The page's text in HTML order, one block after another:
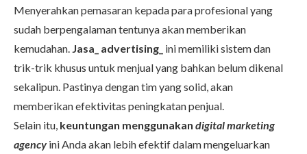
Menyerahkan pemasaran kepada para profesional yang
sudah berpengalaman tentunya akan memberikan
kemudahan. Jasa_ advertising_ ini memiliki sistem dan
trik-trik khusus untuk menjual yang bahkan belum dikenal
sekalipun. Pastinya dengan tim yang solid, akan
memberikan efektivitas peningkatan penjual.
Selain itu, keuntungan menggunakan digital marketing
agencyini Anda akan lebih efektif dalam mengeluarkan